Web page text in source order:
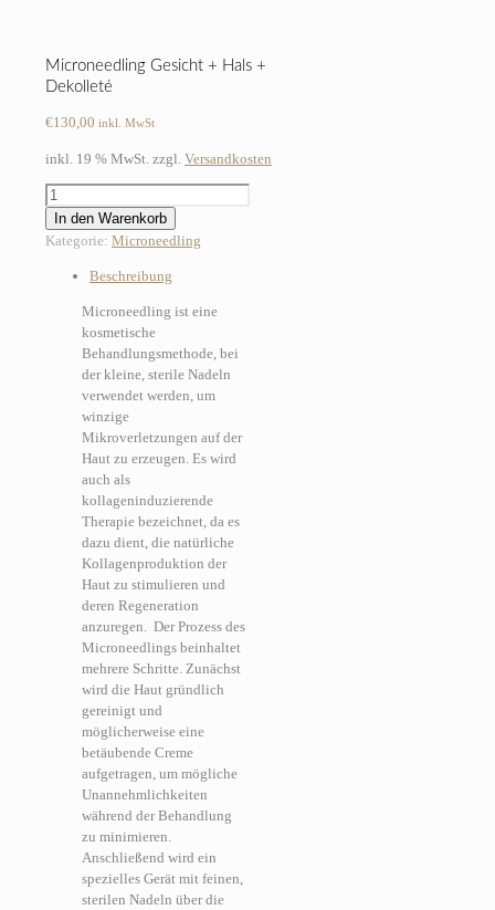
Microneedling Gesicht + Hals +
Dekolleté
€130,00 inkl. MwSt
inkl. 19 % MwSt. zzgl. Versandkosten
Microneedling
Gesicht
+
Menge
In den Warenkorb
Kategorie: Microneedling
Beschreibung
Microneedling ist eine
kosmetische
Behandlungsmethode, bei
der kleine, sterile Nadeln
verwendet werden, um
winzige
Mikroverletzungen auf der
Haut zu erzeugen. Es wird
auch als
kollageninduzierende
Therapie bezeichnet, da es
dazu dient, die natürliche
Kollagenproduktion der
Haut zu stimulieren und
deren Regeneration
anzuregen. Der Prozess des
Microneedlings beinhaltet
mehrere Schritte. Zunächst
wird die Haut gründlich
gereinigt und
möglicherweise eine
betäubende Creme
aufgetragen, um mögliche
Unannehmlichkeiten
während der Behandlung
zu minimieren.
Anschließend wird ein
spezielles Gerät mit feinen,
sterilen Nadeln über die